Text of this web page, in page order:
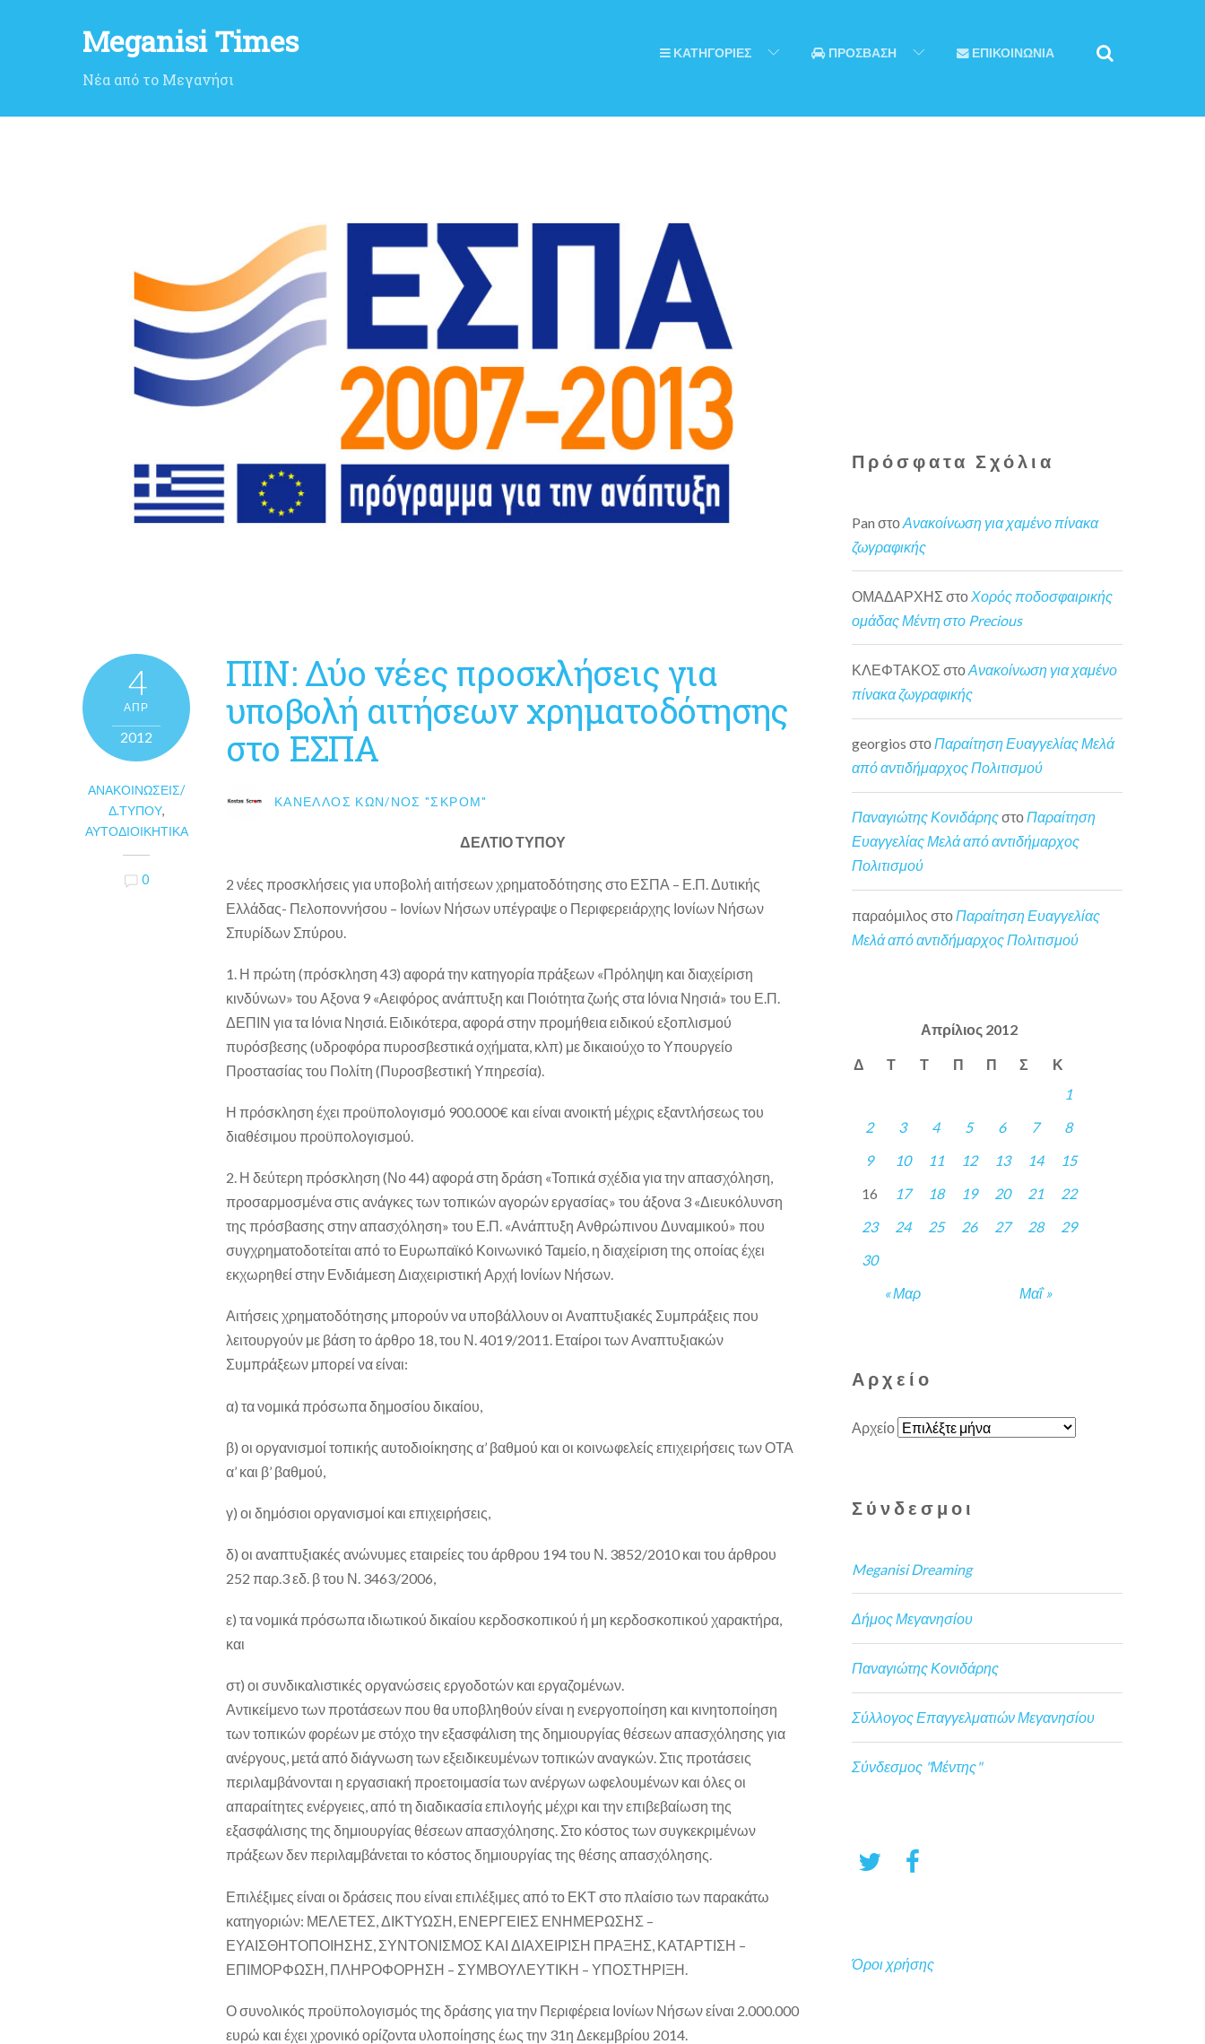
Meganisi Times
Νέα από το Μεγανήσι
ΚΑΤΗΓΟΡΙΕΣ ΠΡΟΣΒΑΣΗ ΕΠΙΚΟΙΝΩΝΙΑ
4
ΑΠΡ
2012
ΑΝΑΚΟΙΝΏΣΕΙΣ/
Δ.ΤΎΠΟΥ,
ΑΥΤΟΔΙΟΙΚΗΤΙΚΆ
0
ΠΙΝ: Δύο νέες προσκλήσεις για
υποβολή αιτήσεων χρηματοδότησης
στο ΕΣΠΑ
ΚΑΝΈΛΛΟΣ ΚΩΝ/ΝΟΣ "ΣΚΡΟΜ"
ΔΕΛΤΙΟ ΤΥΠΟΥ
2 νέες προσκλήσεις για υποβολή αιτήσεων χρηματοδότησης στο ΕΣΠΑ – Ε.Π. Δυτικής
Ελλάδας- Πελοποννήσου – Ιονίων Νήσων υπέγραψε ο Περιφερειάρχης Ιονίων Νήσων
Σπυρίδων Σπύρου.
1. Η πρώτη (πρόσκληση 43) αφορά την κατηγορία πράξεων «Πρόληψη και διαχείριση
κινδύνων» του Αξονα 9 «Αειφόρος ανάπτυξη και Ποιότητα ζωής στα Ιόνια Νησιά» του Ε.Π.
ΔΕΠΙΝ για τα Ιόνια Νησιά. Ειδικότερα, αφορά στην προμήθεια ειδικού εξοπλισμού
πυρόσβεσης (υδροφόρα πυροσβεστικά οχήματα, κλπ) με δικαιούχο το Υπουργείο
Προστασίας του Πολίτη (Πυροσβεστική Υπηρεσία).
Η πρόσκληση έχει προϋπολογισμό 900.000€ και είναι ανοικτή μέχρις εξαντλήσεως του
διαθέσιμου προϋπολογισμού.
2. Η δεύτερη πρόσκληση (Νο 44) αφορά στη δράση «Τοπικά σχέδια για την απασχόληση,
προσαρμοσμένα στις ανάγκες των τοπικών αγορών εργασίας» του άξονα 3 «Διευκόλυνση
της πρόσβασης στην απασχόληση» του Ε.Π. «Ανάπτυξη Ανθρώπινου Δυναμικού» που
συγχρηματοδοτείται από το Ευρωπαϊκό Κοινωνικό Ταμείο, η διαχείριση της οποίας έχει
εκχωρηθεί στην Ενδιάμεση Διαχειριστική Αρχή Ιονίων Νήσων.
Αιτήσεις χρηματοδότησης μπορούν να υποβάλλουν οι Αναπτυξιακές Συμπράξεις που
λειτουργούν με βάση το άρθρο 18, του Ν. 4019/2011. Εταίροι των Αναπτυξιακών
Συμπράξεων μπορεί να είναι:
α) τα νομικά πρόσωπα δημοσίου δικαίου,
β) οι οργανισμοί τοπικής αυτοδιοίκησης α’ βαθμού και οι κοινωφελείς επιχειρήσεις των ΟΤΑ
α’ και β’ βαθμού,
γ) οι δημόσιοι οργανισμοί και επιχειρήσεις,
δ) οι αναπτυξιακές ανώνυμες εταιρείες του άρθρου 194 του Ν. 3852/2010 και του άρθρου
252 παρ.3 εδ. β του Ν. 3463/2006,
ε) τα νομικά πρόσωπα ιδιωτικού δικαίου κερδοσκοπικού ή μη κερδοσκοπικού χαρακτήρα,
και
στ) οι συνδικαλιστικές οργανώσεις εργοδοτών και εργαζομένων.
Αντικείμενο των προτάσεων που θα υποβληθούν είναι η ενεργοποίηση και κινητοποίηση
των τοπικών φορέων με στόχο την εξασφάλιση της δημιουργίας θέσεων απασχόλησης για
ανέργους, μετά από διάγνωση των εξειδικευμένων τοπικών αναγκών. Στις προτάσεις
περιλαμβάνονται η εργασιακή προετοιμασία των ανέργων ωφελουμένων και όλες οι
απαραίτητες ενέργειες, από τη διαδικασία επιλογής μέχρι και την επιβεβαίωση της
εξασφάλισης της δημιουργίας θέσεων απασχόλησης. Στο κόστος των συγκεκριμένων
πράξεων δεν περιλαμβάνεται το κόστος δημιουργίας της θέσης απασχόλησης.
Επιλέξιμες είναι οι δράσεις που είναι επιλέξιμες από το ΕΚΤ στο πλαίσιο των παρακάτω
κατηγοριών: ΜΕΛΕΤΕΣ, ΔΙΚΤΥΩΣΗ, ΕΝΕΡΓΕΙΕΣ ΕΝΗΜΕΡΩΣΗΣ –
ΕΥΑΙΣΘΗΤΟΠΟΙΗΣΗΣ, ΣΥΝΤΟΝΙΣΜΟΣ ΚΑΙ ΔΙΑΧΕΙΡΙΣΗ ΠΡΑΞΗΣ, ΚΑΤΑΡΤΙΣΗ –
ΕΠΙΜΟΡΦΩΣΗ, ΠΛΗΡΟΦΟΡΗΣΗ – ΣΥΜΒΟΥΛΕΥΤΙΚΗ – ΥΠΟΣΤΗΡΙΞΗ.
Ο συνολικός προϋπολογισμός της δράσης για την Περιφέρεια Ιονίων Νήσων είναι 2.000.000
ευρώ και έχει χρονικό ορίζοντα υλοποίησης έως την 31η Δεκεμβρίου 2014.
Πρόσφατα Σχόλια
Pan στοΑνακοίνωση για χαμένο πίνακα
ζωγραφικής
ΟΜΑΔΑΡΧΗΣ στο Χορός ποδοσφαιρικής
ομάδας Μέντη στο Precious
ΚΛΕΦΤΑΚΟΣ στοΑνακοίνωση για χαμένο
πίνακα ζωγραφικής
georgios στοΠαραίτηση Ευαγγελίας Μελά
από αντιδήμαρχος Πολιτισμού
Παναγιώτης ΚονιδάρηςστοΠαραίτηση
Ευαγγελίας Μελά από αντιδήμαρχος
Πολιτισμού
παραόμιλος στο Παραίτηση Ευαγγελίας
Μελά από αντιδήμαρχος Πολιτισμού
Απρίλιος 2012
Δ Τ Τ Π Π Σ Κ
« Μαρ Μαΐ »
1
2
3 4 5 6 7
8
9
10 11 12 13 14
15
16
17 18 19 20 21
22
23
24 25 26 27 28
29
30
Αρχείο
Αρχείο
Σύνδεσμοι
Meganisi Dreaming
Δήμος Μεγανησίου
Παναγιώτης Κονιδάρης
Σύλλογος Επαγγελματιών Μεγανησίου
Σύνδεσμος "Μέντης"
Όροι χρήσης